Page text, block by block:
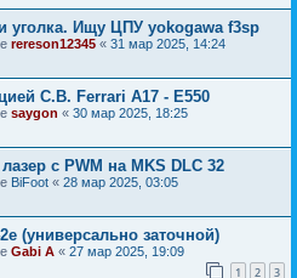
уголка. Ищу ЦПУ yokogawa f3sp
rereson12345 « 31 мар 2025, 14:24
C.B. Ferrari A17 - E550
saygon « 30 мар 2025, 18:25
с PWM на MKS DLC 32
BiFoot « 28 мар 2025, 03:05
(универсально заточной)
Gabi A « 27 мар 2025, 19:09
1 2 3